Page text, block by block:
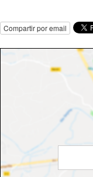
Compartir por email